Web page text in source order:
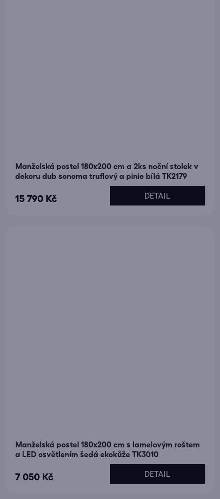
Manželská postel 180x200 cm a 2ks noční stolek v
dekoru dub sonoma truflový a pinie bílá TK2179
15 790 Kč DETAIL
Manželská postel 180x200 cm s lamelovým roštem
a LED osvětlením šedá ekokůže TK3010
7 050 Kč DETAIL